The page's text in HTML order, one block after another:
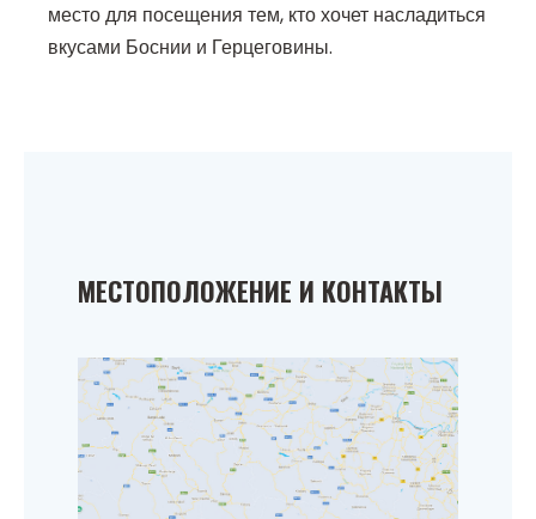
место для посещения тем, кто хочет насладиться
вкусами Боснии и Герцеговины.
МЕСТОПОЛОЖЕНИЕ И КОНТАКТЫ